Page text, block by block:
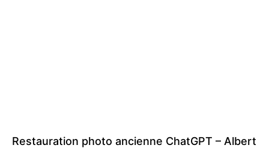
Restauration photo ancienne ChatGPT – Albert